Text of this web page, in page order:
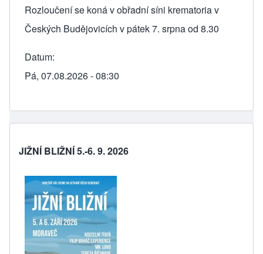
Rozloučení se koná v obřadní síni krematoria v
Českých Budějovicích v pátek 7. srpna od 8.30
Datum
Pá, 07.08.2026 - 08:30
JIŽNÍ BLIŽNÍ 5.-6. 9. 2026